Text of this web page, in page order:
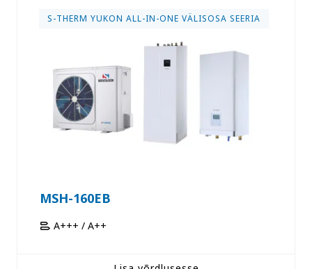
S-THERM YUKON ALL-IN-ONE VÄLISOSA SEERIA
MSH-160EB
A+++ / A++